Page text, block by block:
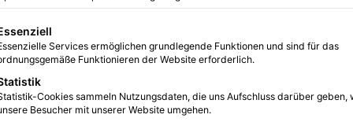
2 Minuten gelesen
eine Liste der Service-Gruppen, für die eine Einwilligung erteilt
Services ermöglichen grundlegende Funktionen und sind für das
Funktionieren der Website erforderlich.
Cookies sammeln Nutzungsdaten, die uns Aufschluss darüber geben,
Besucher mit unserer Website umgehen.